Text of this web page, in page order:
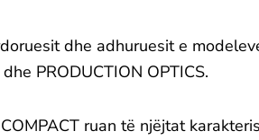
dhe adhuruesit e
PRODUCTION OPTICS.
ruan të njëjtat